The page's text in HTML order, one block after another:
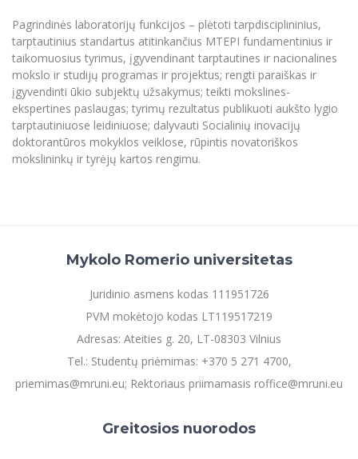
Pagrindinės laboratorijų funkcijos – plėtoti tarpdisciplininius,
tarptautinius standartus atitinkančius MTEPI fundamentinius ir
taikomuosius tyrimus, įgyvendinant tarptautines ir nacionalines
mokslo ir studijų programas ir projektus; rengti paraiškas ir
įgyvendinti ūkio subjektų užsakymus; teikti mokslines-
ekspertines paslaugas; tyrimų rezultatus publikuoti aukšto lygio
tarptautiniuose leidiniuose; dalyvauti Socialinių inovacijų
doktorantūros mokyklos veiklose, rūpintis novatoriškos
mokslininkų ir tyrėjų kartos rengimu.
Mykolo Romerio universitetas
Juridinio asmens kodas 111951726
PVM mokėtojo kodas LT119517219
Adresas: Ateities g. 20, LT-08303 Vilnius
Tel.: Studentų priėmimas: +370 5 271 4700,
priemimas@mruni.eu; Rektoriaus priimamasis roffice@mruni.eu
Greitosios nuorodos